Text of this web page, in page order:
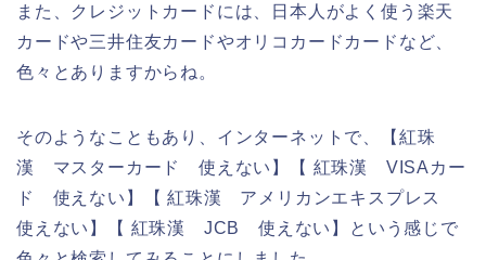
また、クレジットカードには、日本人がよく使う楽天
カードや三井住友カードやオリコカードカードなど、
色々とありますからね。
そのようなこともあり、インターネットで、【紅珠
漢 マスターカード 使えない】【 紅珠漢 VISAカー
ド 使えない】【 紅珠漢 アメリカンエキスプレス
使えない】【 紅珠漢 JCB 使えない】という感じで